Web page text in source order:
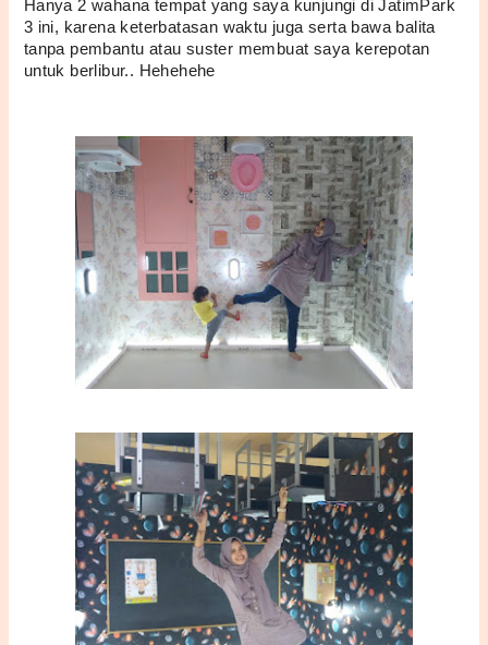
Hanya 2 wahana tempat yang saya kunjungi di JatimPark
3 ini, karena keterbatasan waktu juga serta bawa balita
tanpa pembantu atau suster membuat saya kerepotan
untuk berlibur.. Hehehehe